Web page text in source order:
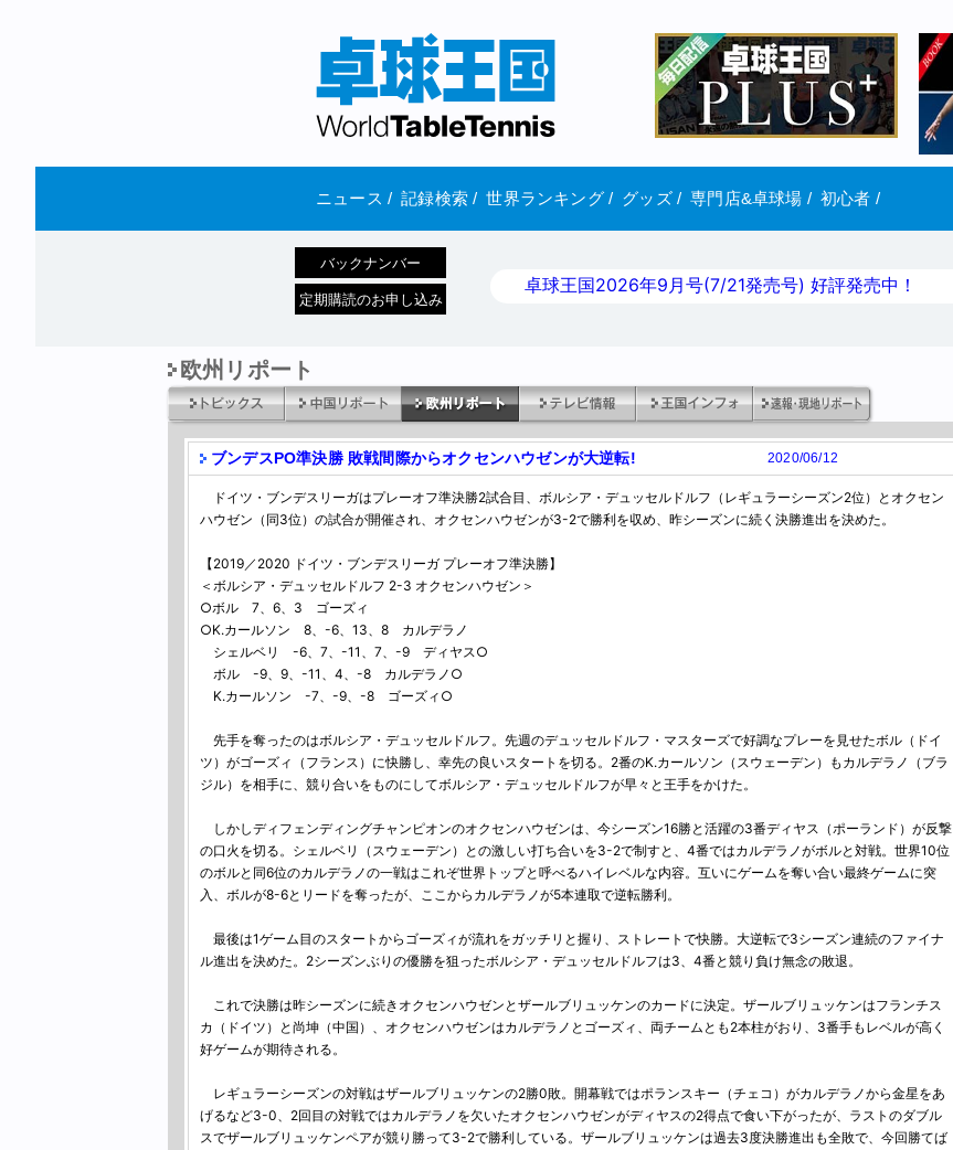
ニュース / 記録検索 / 世界ランキング/ グッズ/ 専門店&卓球場 / 初心者 /
バックナンバー
定期購読のお申し込み
卓球王国2026年9月号(7/21発売号) 好評発売中！
欧州リポート
ブンデスPO準決勝 敗戦間際からオクセンハウゼンが大逆転! 2020/06/12
ドイツ・ブンデスリーガはプレーオフ準決勝2試合目、ボルシア・デュッセルドルフ（レギュラーシーズン2位）とオクセン
ハウゼン（同3位）の試合が開催され、オクセンハウゼンが3-2で勝利を収め、昨シーズンに続く決勝進出を決めた。
【2019／2020 ドイツ・ブンデスリーガ プレーオフ準決勝】
＜ボルシア・デュッセルドルフ 2-3 オクセンハウゼン＞
○ボル 7、6、3 ゴーズィ
○K.カールソン 8、-6、13、8 カルデラノ
シェルベリ -6、7、-11、7、-9 ディヤス○
ボル -9、9、-11、4、-8 カルデラノ○
K.カールソン -7、-9、-8 ゴーズィ○
先手を奪ったのはボルシア・デュッセルドルフ。先週のデュッセルドルフ・マスターズで好調なプレーを見せたボル（ドイ
ツ）がゴーズィ（フランス）に快勝し、幸先の良いスタートを切る。2番のK.カールソン（スウェーデン）もカルデラノ（ブラ
ジル）を相手に、競り合いをものにしてボルシア・デュッセルドルフが早々と王手をかけた。
しかしディフェンディングチャンピオンのオクセンハウゼンは、今シーズン16勝と活躍の3番ディヤス（ポーランド）が反撃
の口火を切る。シェルベリ（スウェーデン）との激しい打ち合いを3-2で制すと、4番ではカルデラノがボルと対戦。世界10位
のボルと同6位のカルデラノの一戦はこれぞ世界トップと呼べるハイレベルな内容。互いにゲームを奪い合い最終ゲームに突
入、ボルが8-6とリードを奪ったが、ここからカルデラノが5本連取で逆転勝利。
最後は1ゲーム目のスタートからゴーズィが流れをガッチリと握り、ストレートで快勝。大逆転で3シーズン連続のファイナ
ル進出を決めた。2シーズンぶりの優勝を狙ったボルシア・デュッセルドルフは3、4番と競り負け無念の敗退。
これで決勝は昨シーズンに続きオクセンハウゼンとザールブリュッケンのカードに決定。ザールブリュッケンはフランチス
カ（ドイツ）と尚坤（中国）、オクセンハウゼンはカルデラノとゴーズィ、両チームとも2本柱がおり、3番手もレベルが高く
好ゲームが期待される。
レギュラーシーズンの対戦はザールブリュッケンの2勝0敗。開幕戦ではポランスキー（チェコ）がカルデラノから金星をあ
げるなど3-0、2回目の対戦ではカルデラノを欠いたオクセンハウゼンがディヤスの2得点で食い下がったが、ラストのダブル
スでザールブリュッケンペアが競り勝って3-2で勝利している。ザールブリュッケンは過去3度決勝進出も全敗で、今回勝てば